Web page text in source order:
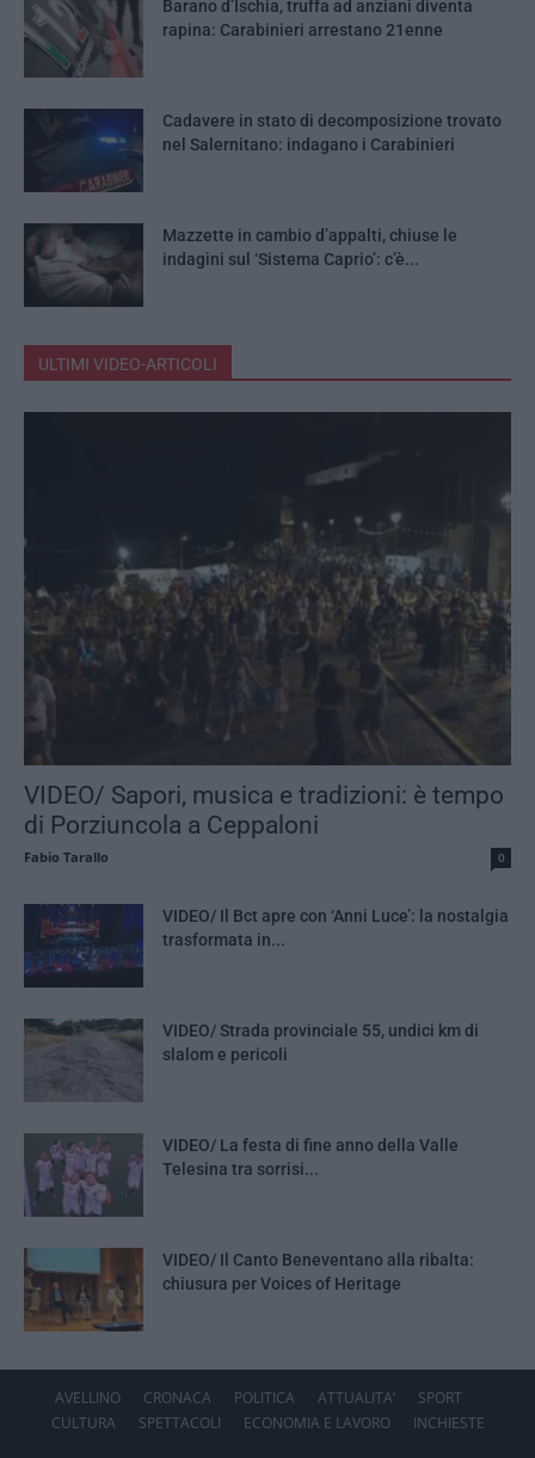
Barano d’Ischia, truffa ad anziani diventa
rapina: Carabinieri arrestano 21enne
Cadavere in stato di decomposizione trovato
nel Salernitano: indagano i Carabinieri
Mazzette in cambio d’appalti, chiuse le
indagini sul ‘Sistema Caprio’: c’è...
ULTIMI VIDEO-ARTICOLI
VIDEO/ Sapori, musica e tradizioni: è tempo
di Porziuncola a Ceppaloni
Fabio Tarallo 0
VIDEO/ Il Bct apre con ‘Anni Luce’: la nostalgia
trasformata in...
VIDEO/ Strada provinciale 55, undici km di
slalom e pericoli
VIDEO/ La festa di fine anno della Valle
Telesina tra sorrisi...
VIDEO/ Il Canto Beneventano alla ribalta:
chiusura per Voices of Heritage
AVELLINO CRONACA POLITICA ATTUALITA’
SPORT
CULTURA
SPETTACOLI ECONOMIA E LAVORO INCHIESTE